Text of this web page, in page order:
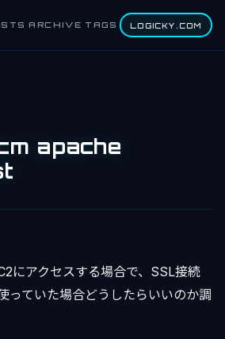
ARCHIVE TAGS LOGICKY.COM
apache
にアクセスする場合で、SSL接続
っていた場合どうしたらいいのか調